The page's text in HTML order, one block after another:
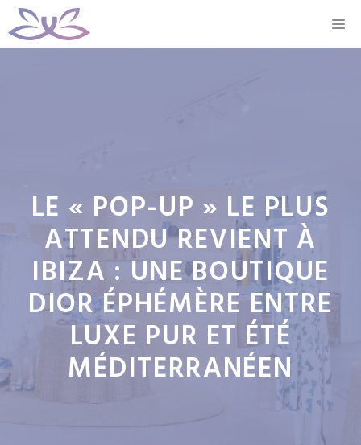
Aller
au
LE « POP-UP » LE PLUS
ATTENDU REVIENT À
IBIZA : UNE BOUTIQUE
DIOR ÉPHÉMÈRE ENTRE
LUXE PUR ET ÉTÉ
MÉDITERRANÉEN